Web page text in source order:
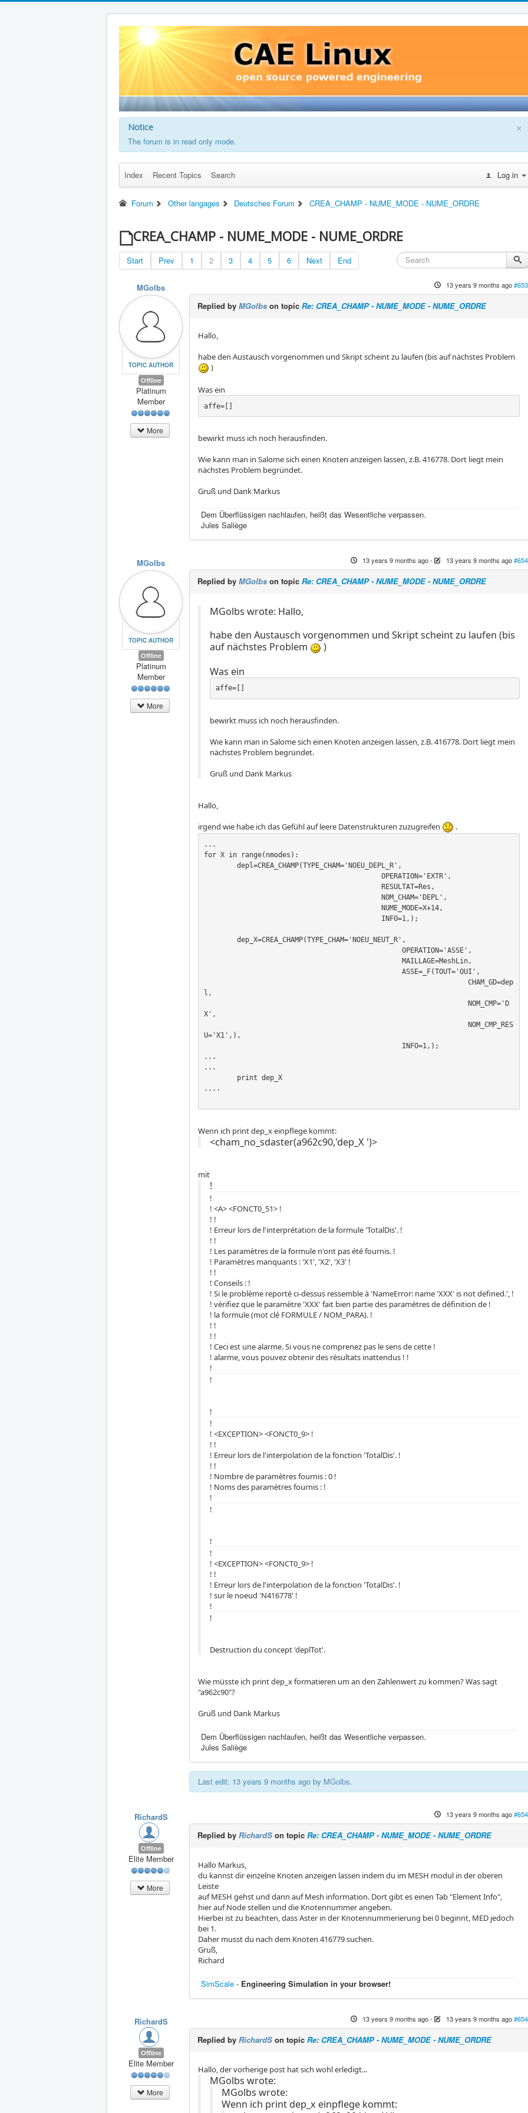
×
Notice
The forum is in read only mode.
Index Recent Topics Search Log in
Forum Other langages Deutsches Forum CREA_CHAMP - NUME_MODE - NUME_ORDRE
CREA_CHAMP - NUME_MODE - NUME_ORDRE
Start Prev 1 2 3 4 5 6 Next End
MGolbs
TOPIC AUTHOR
Offline
Platinum
Member
More
13 years 9 months ago
Replied byMGolbs on topicRe: CREA_CHAMP - NUME_MODE - NUME_ORDRE
Hallo,
habe den Austausch vorgenommen und Skript scheint zu laufen (bis auf nächstes Problem
)
Was ein
affe=[]
bewirkt muss ich noch herausfinden.
Wie kann man in Salome sich einen Knoten anzeigen lassen, z.B. 416778. Dort liegt mein
nächstes Problem begründet.
Gruß und Dank Markus
Dem Überflüssigen nachlaufen, heißt das Wesentliche verpassen.
Jules Saliège
MGolbs
TOPIC AUTHOR
Offline
Platinum
Member
More
13 years 9 months ago- 13 years 9 months ago
Replied byMGolbs on topicRe: CREA_CHAMP - NUME_MODE - NUME_ORDRE
MGolbs wrote: Hallo,
habe den Austausch vorgenommen und Skript scheint zu laufen (bis
auf nächstes Problem
)
Was ein
affe=[]
bewirkt muss ich noch herausfinden.
Wie kann man in Salome sich einen Knoten anzeigen lassen, z.B. 416778. Dort liegt mein
nächstes Problem begründet.
Gruß und Dank Markus
Hallo,
irgend wie habe ich das Gefühl auf leere Datenstrukturen zuzugreifen
.
...
for X in range(nmodes):
l,
X',
U='X1',),
...
...
....
Wenn ich print dep_x einpflege kommt:
<cham_no_sdaster(a962c90,'dep_X ')>
mit
!
!
! <A> <FONCT0_51> !
! !
! Erreur lors de l'interprétation de la formule 'TotalDis'. !
! !
! Les paramètres de la formule n'ont pas été fournis. !
! Paramètres manquants : 'X1', 'X2', 'X3' !
! !
! Conseils : !
! Si le problème reporté ci-dessus ressemble à 'NameError: name 'XXX' is not defined.', !
! vérifiez que le paramètre 'XXX' fait bien partie des paramètres de définition de !
! la formule (mot clé FORMULE / NOM_PARA). !
! !
! !
! Ceci est une alarme. Si vous ne comprenez pas le sens de cette !
! alarme, vous pouvez obtenir des résultats inattendus ! !
!
!
!
!
! <EXCEPTION> <FONCT0_9> !
! !
! Erreur lors de l'interpolation de la fonction 'TotalDis'. !
! !
! Nombre de paramètres fournis : 0 !
! Noms des paramètres fournis : !
!
!
!
!
! <EXCEPTION> <FONCT0_9> !
! !
! Erreur lors de l'interpolation de la fonction 'TotalDis'. !
! sur le noeud 'N416778' !
!
!
Destruction du concept 'deplTot'.
Wie müsste ich print dep_x formatieren um an den Zahlenwert zu kommen? Was sagt
"a962c90"?
Gruß und Dank Markus
Dem Überflüssigen nachlaufen, heißt das Wesentliche verpassen.
Jules Saliège
Last edit: 13 years 9 months ago by MGolbs.
RichardS
Offline
Elite Member
More
13 years 9 months ago
Replied byRichardS on topicRe: CREA_CHAMP - NUME_MODE - NUME_ORDRE
Hallo Markus,
du kannst dir einzelne Knoten anzeigen lassen indem du im MESH modul in der oberen
Leiste
auf MESH gehst und dann auf Mesh information. Dort gibt es einen Tab "Element Info",
hier auf Node stellen und die Knotennummer angeben.
Hierbei ist zu beachten, dass Aster in der Knotennummerierung bei 0 beginnt, MED jedoch
bei 1.
Daher musst du nach dem Knoten 416779 suchen.
Gruß,
Richard
SimScale - Engineering Simulation in your browser!
RichardS
Offline
Elite Member
More
13 years 9 months ago- 13 years 9 months ago
Replied byRichardS on topicRe: CREA_CHAMP - NUME_MODE - NUME_ORDRE
Hallo, der vorherige post hat sich wohl erledigt...
MGolbs wrote:
MGolbs wrote:
Wenn ich print dep_x einpflege kommt: